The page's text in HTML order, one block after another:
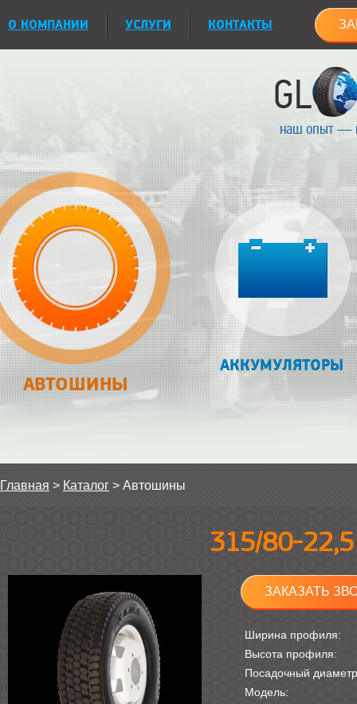
О КОМПАНИИ УСЛУГИ КОНТАКТЫ
наш опыт —
АВТОШИНЫ
АККУМУЛЯТОРЫ
Главная > Каталог > Автошины
315/80-
ЗАКАЗАТЬ
Ширина профиля:
Высота профиля:
Посадочный
Модель: